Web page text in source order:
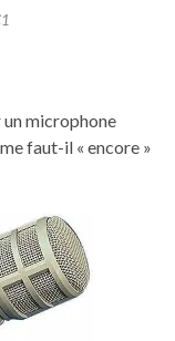
microphone
faut-il « encore »